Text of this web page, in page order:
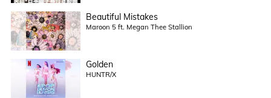
Beautiful Mistakes
Maroon 5 ft. Megan Thee Stallion
Golden
HUNTR/X